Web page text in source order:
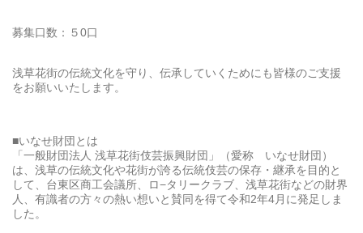
募集口数：５0口
浅草花街の伝統文化を守り、伝承していくためにも皆様のご支援
をお願いいたします。
■いなせ財団とは
「一般財団法人 浅草花街伎芸振興財団」（愛称 いなせ財団）
は、浅草の伝統文化や花街が誇る伝統伎芸の保存・継承を目的と
して、台東区商工会議所、ロ−タリークラブ、浅草花街などの財界
人、有識者の方々の熱い想いと賛同を得て令和2年4月に発足しま
した。